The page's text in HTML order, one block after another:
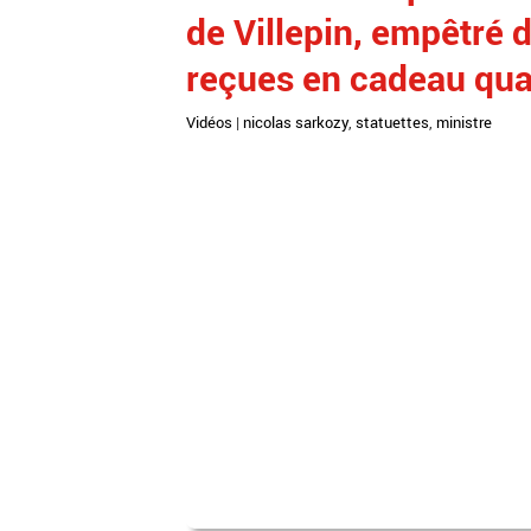
de Villepin, empêtré
reçues en cadeau
Vidéos | nicolas sarkozy, statuettes, ministre